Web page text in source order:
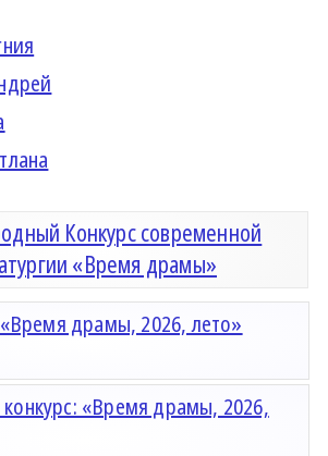
Конкурс современной
«Время драмы»
драмы, 2026, лето»
«Время драмы, 2026,